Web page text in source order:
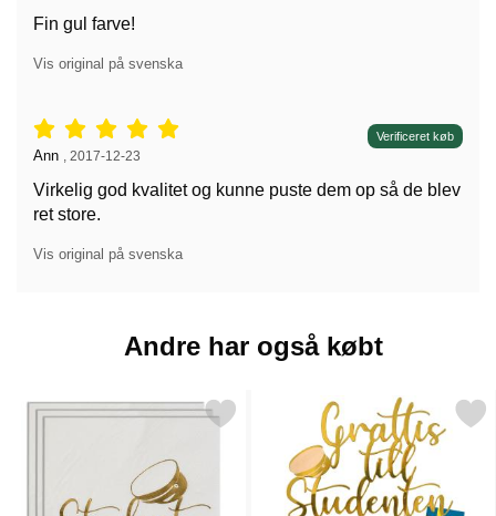
Fin gul farve!
Vis original på svenska
Anmeldelser: 5 stjerne af 5, Verificeret køb
Anmeldelser af:
Ann 2017-12-23
Virkelig god kvalitet og kunne puste dem op så de blev
ret store.
Vis original på svenska
Andre har også købt
Markér studenterservietter Guld som favoritMarkér kagepynt Grattis till